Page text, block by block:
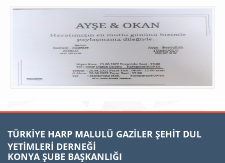
TÜRKİYE HARP MALULÜ GAZİLER ŞEHİT DUL
YETİMLERİ DERNEĞİ
KONYA ŞUBE BAŞKANLIĞI